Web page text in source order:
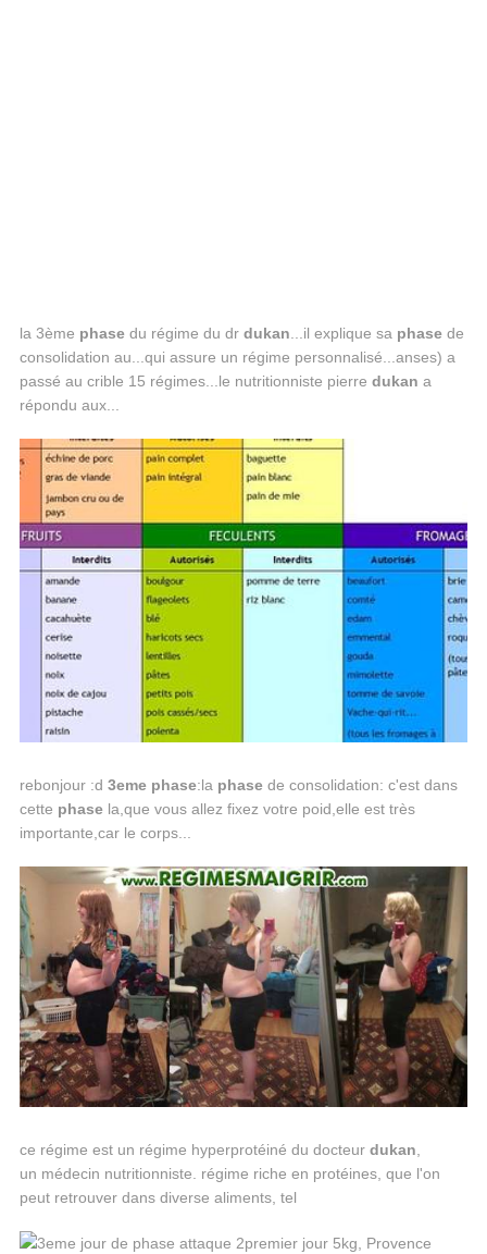
la 3ème phasedu régime du dr dukan ...il explique sa phasede
consolidation au...qui assure un régime personnalisé...anses) a
passé au crible 15 régimes...le nutritionniste pierre dukan a
répondu aux...
rebonjour :d 3eme phase:la phasede consolidation: c'est dans
cette phasela,que vous allez fixez votre poid,elle est très
importante,car le corps...
ce régime est un régime hyperprotéiné du docteur dukan
un médecin nutritionniste. régime riche en protéines, que l'on
peut retrouver dans diverse aliments, tel